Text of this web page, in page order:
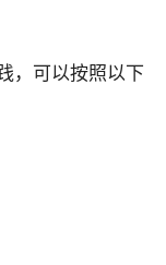
，可以按照以下